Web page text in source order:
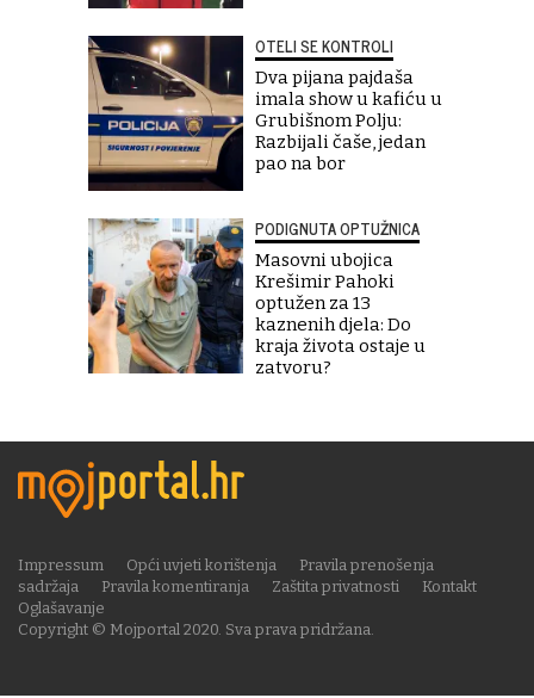
OTELI SE KONTROLI
Dva pijana pajdaša
imala show u kafiću u
Grubišnom Polju:
Razbijali čaše, jedan
pao na bor
PODIGNUTA OPTUŽNICA
Masovni ubojica
Krešimir Pahoki
optužen za 13
kaznenih djela: Do
kraja života ostaje u
zatvoru?
Copyright © Mojportal 2020. Sva prava pridržana.
Impressum Opći uvjeti korištenja
Pravila prenošenja
sadržaja
Pravila komentiranja Zaštita privatnosti
Kontakt
Oglašavanje